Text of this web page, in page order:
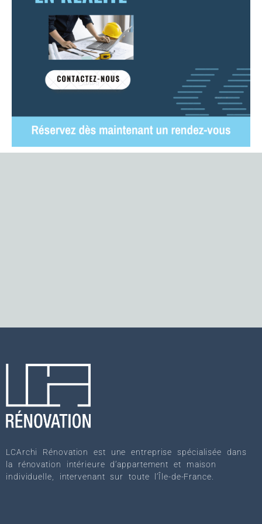
LCArchi Rénovation est une entreprise spécialisée dans
la rénovation intérieure d’appartement et maison
individuelle, intervenant sur toute l’Île-de-France.